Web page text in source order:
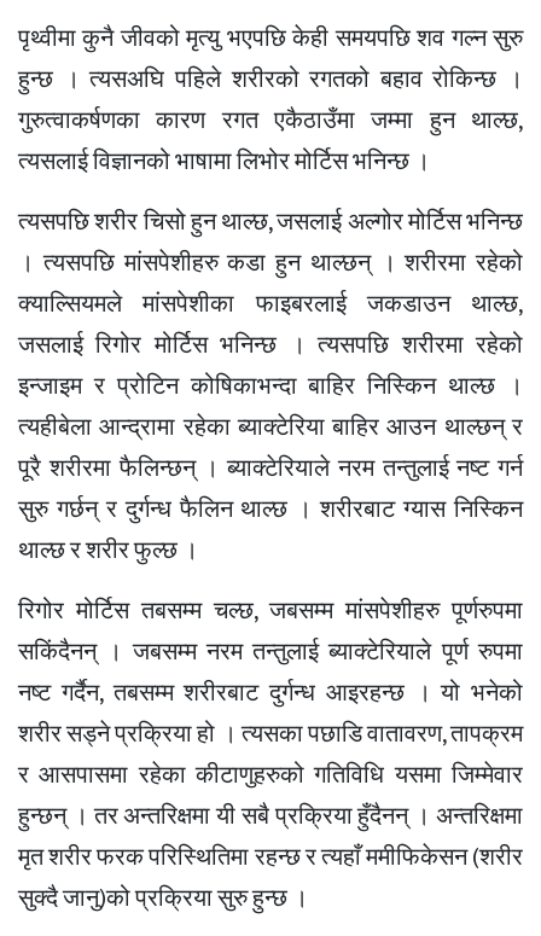
पृथ्वीमा कुनै जीवको मृत्यु भएपछि केही समयपछि शव गल्न सुरु
हुन्छ । त्यसअघि पहिले शरीरको रगतको बहाव रोकिन्छ ।
गुरुत्वाकर्षणका कारण रगत एकैठाउँमा जम्मा हुन थाल्छ,
त्यसलाई विज्ञानको भाषामा लिभोर मोर्टिस भनिन्छ ।
त्यसपछि शरीर चिसो हुन थाल्छ, जसलाई अल्गोर मोर्टिस भनिन्छ
। त्यसपछि मांसपेशीहरु कडा हुन थाल्छन् । शरीरमा रहेको
क्याल्सियमले मांसपेशीका फाइबरलाई जकडाउन थाल्छ,
जसलाई रिगोर मोर्टिस भनिन्छ । त्यसपछि शरीरमा रहेको
इन्जाइम र प्रोटिन कोषिकाभन्दा बाहिर निस्किन थाल्छ ।
त्यहीबेला आन्द्रामा रहेका ब्याक्टेरिया बाहिर आउन थाल्छन् र
पूरै शरीरमा फैलिन्छन् । ब्याक्टेरियाले नरम तन्तुलाई नष्ट गर्न
सुरु गर्छन् र दुर्गन्ध फैलिन थाल्छ । शरीरबाट ग्यास निस्किन
थाल्छ र शरीर फुल्छ ।
रिगोर मोर्टिस तबसम्म चल्छ, जबसम्म मांसपेशीहरु पूर्णरुपमा
सकिंदैनन् । जबसम्म नरम तन्तुलाई ब्याक्टेरियाले पूर्ण रुपमा
नष्ट गर्दैन, तबसम्म शरीरबाट दुर्गन्ध आइरहन्छ । यो भनेको
शरीर सड्ने प्रक्रिया हो । त्यसका पछाडि वातावरण, तापक्रम
र आसपासमा रहेका कीटाणुहरुको गतिविधि यसमा जिम्मेवार
हुन्छन् । तर अन्तरिक्षमा यी सबै प्रक्रिया हुँदैनन् । अन्तरिक्षमा
मृत शरीर फरक परिस्थितिमा रहन्छ र त्यहाँ ममीफिकेसन (शरीर
सुक्दै जानु)को प्रक्रिया सुरु हुन्छ ।